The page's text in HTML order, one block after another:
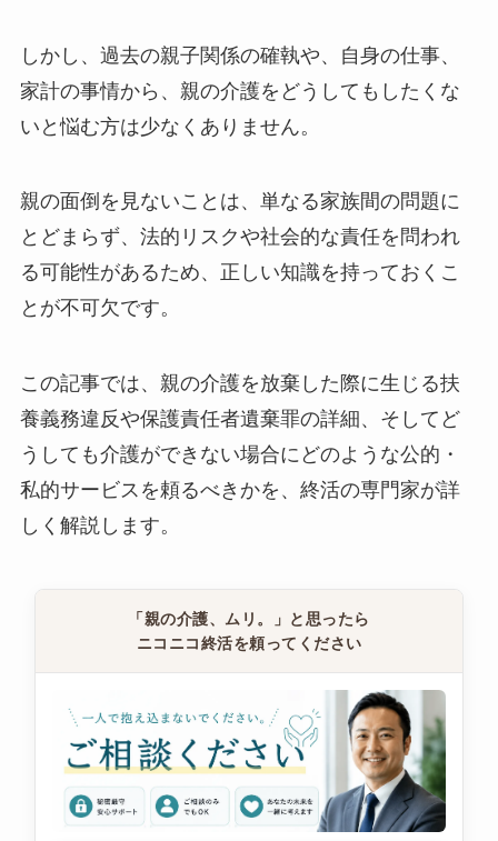
しかし、過去の親子関係の確執や、自身の仕事、
家計の事情から、親の介護をどうしてもしたくな
いと悩む方は少なくありません。
親の面倒を見ないことは、単なる家族間の問題に
とどまらず、法的リスクや社会的な責任を問われ
る可能性があるため、正しい知識を持っておくこ
とが不可欠です。
この記事では、親の介護を放棄した際に生じる扶
養義務違反や保護責任者遺棄罪の詳細、そしてど
うしても介護ができない場合にどのような公的・
私的サービスを頼るべきかを、終活の専門家が詳
しく解説します。
「親の介護、ムリ。」と思ったら
ニコニコ終活を頼ってください